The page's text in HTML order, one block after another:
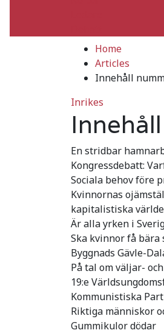
Home
Articles
Innehåll
Inrikes
En stridbar
Kongressdebatt:
Sociala behov före
Kvinnornas
kapitalistiska
Är alla yrken i
Ska kvinnor få bära
Byggnads Gävle-
På tal om väljar-
19:e
Kommunistiska
Riktiga människor
Gummikulor dödar